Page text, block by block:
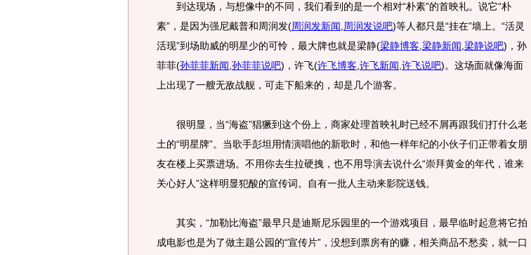
到达现场，与想像中的不同，我们看到的是一个相对“朴素”的首映礼。说它“朴
素”，是因为强尼戴普和周润发(周润发新闻 周润发说吧)等人都只是“挂在”墙上。“活灵
活现”到场助威的明星少的可怜，最大牌也就是梁静(梁静博客 梁静新闻 梁静说吧) ，孙
菲菲(孙菲菲新闻 孙菲菲说吧) ，许飞(许飞博客 许飞新闻 许飞说吧)。这场面就像海面
上出现了一艘无敌战舰，可走下船来的，却是几个游客。
很明显，当“海盗”猖獗到这个份上，商家处理首映礼时已经不屑再跟我们打什么老
土的“明星牌”。当歌手彭坦用情演唱他的新歌时，和他一样年纪的小伙子们正带着女朋
友在楼上买票进场。不用你去生拉硬拽，也不用导演去说什么“崇拜黄金的年代，谁来
关心好人”这样明显犯酸的宣传词。自有一批人主动来影院送钱。
其实，“加勒比海盗”最早只是迪斯尼乐园里的一个游戏项目，最早临时起意将它拍
成电影也是为了做主题公园的“宣传片”，没想到票房有的赚，相关商品不愁卖，就一口